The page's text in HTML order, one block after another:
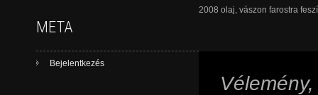
2008 olaj, vászon farostra
META
Bejelentkezés